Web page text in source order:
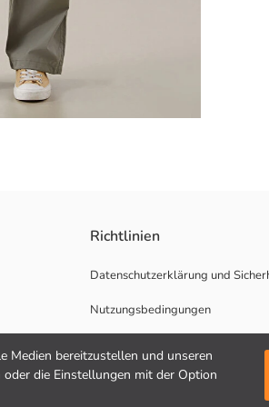
Medien bereitzustellen und unseren
oder die Einstellungen mit der Option
Richtlinien
Datenschutzerklärung und
Nutzungsbedingungen